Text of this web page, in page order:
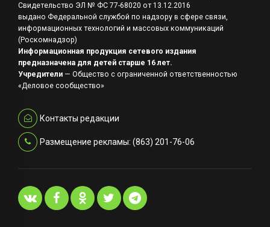
Свидетельство ЭЛ № ФС 77-68020 от 13.12.2016
выдано Федеральной службой по надзору в сфере связи,
информационных технологий и массовых коммуникаций
(Роскомнадзор)
Информационная продукция сетевого издания
предназначена для детей старше 16 лет.
Учредители — Общество с ограниченной ответственностью
«Деловое сообщество»
Контакты редакции
Размещение рекламы: (863) 201-76-06